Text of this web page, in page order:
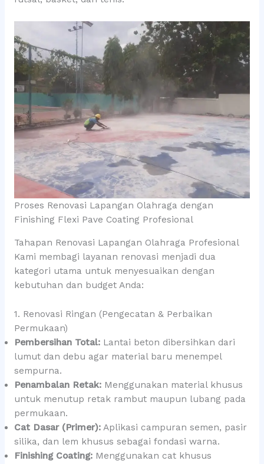
Proses Renovasi Lapangan Olahraga dengan
Finishing Flexi Pave Coating Profesional
Tahapan Renovasi Lapangan Olahraga Profesional
Kami membagi layanan renovasi menjadi dua
kategori utama untuk menyesuaikan dengan
kebutuhan dan budget Anda:
1. Renovasi Ringan (Pengecatan & Perbaikan
Permukaan)
Pembersihan Total:Lantai beton dibersihkan dari
lumut dan debu agar material baru menempel
sempurna.
Penambalan Retak:Menggunakan material khusus
untuk menutup retak rambut maupun lubang pada
permukaan.
Cat Dasar (Primer):Aplikasi campuran semen, pasir
silika, dan lem khusus sebagai fondasi warna.
Finishing Coating:Menggunakan cat khusus